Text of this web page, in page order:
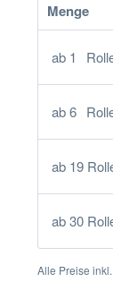
Menge
ab 1
ab6
ab 19
ab30
Alle Preise